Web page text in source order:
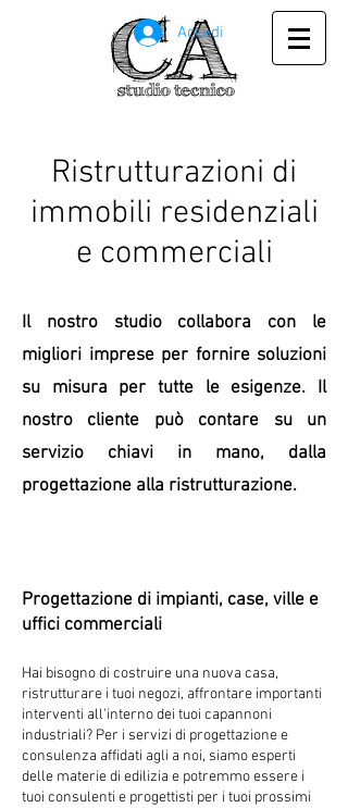
Accedi
Ristrutturazioni di
immobili residenziali
e commerciali
Il nostro studio collabora con le
migliori imprese per fornire soluzioni
su misura per tutte le esigenze. Il
nostro cliente può contare su un
servizio chiavi in mano, dalla
progettazione alla ristrutturazione.
Progettazione di impianti, case, ville e
uffici commerciali
Hai bisogno di costruire una nuova casa,
ristrutturare i tuoi negozi, affrontare importanti
interventi all'interno dei tuoi capannoni
industriali? Per i servizi di progettazione e
consulenza affidati agli a noi, siamo esperti
delle materie di edilizia e potremmo essere i
tuoi consulenti e progettisti per i tuoi prossimi